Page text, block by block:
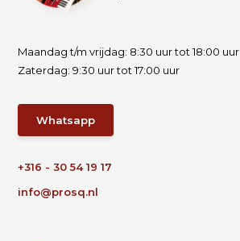
Maandag t/m vrijdag: 8:30 uur tot 18:00 uur
Zaterdag: 9:30 uur tot 17:00 uur
Whatsapp
+316 - 30 54 19 17
info@prosq.nl